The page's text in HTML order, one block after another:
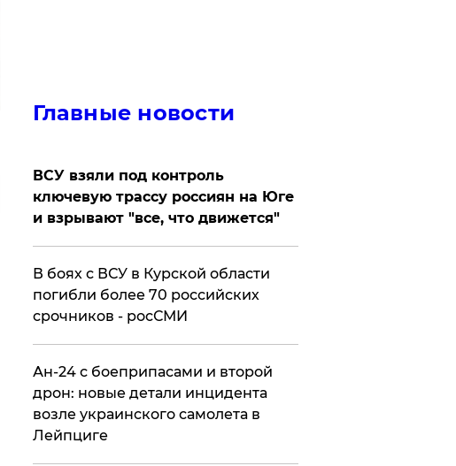
Главные новости
ВСУ взяли под контроль
ключевую трассу россиян на Юге
и взрывают "все, что движется"
В боях с ВСУ в Курской области
погибли более 70 российских
срочников - росСМИ
Ан-24 с боеприпасами и второй
дрон: новые детали инцидента
возле украинского самолета в
Лейпциге